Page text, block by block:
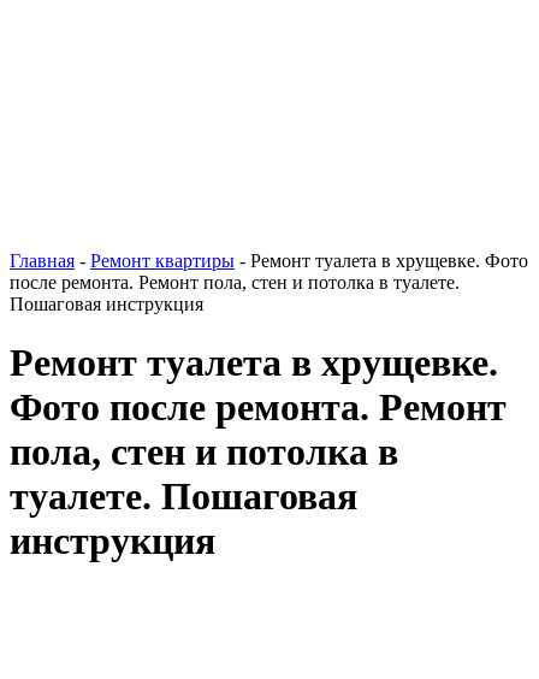
Главная - Ремонт квартиры - Ремонт туалета в хрущевке. Фото
после ремонта. Ремонт пола, стен и потолка в туалете.
Пошаговая инструкция
Ремонт туалета в хрущевке.
Фото после ремонта. Ремонт
пола, стен и потолка в
туалете. Пошаговая
инструкция